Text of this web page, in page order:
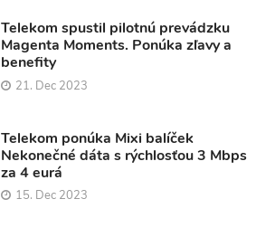
Telekom spustil pilotnú prevádzku
Magenta Moments. Ponúka zľavy a
benefity
21. Dec 2023
Telekom ponúka Mixi balíček
Nekonečné dáta s rýchlosťou 3 Mbps
za 4 eurá
15. Dec 2023